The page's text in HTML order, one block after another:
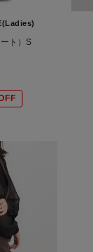
ト）S